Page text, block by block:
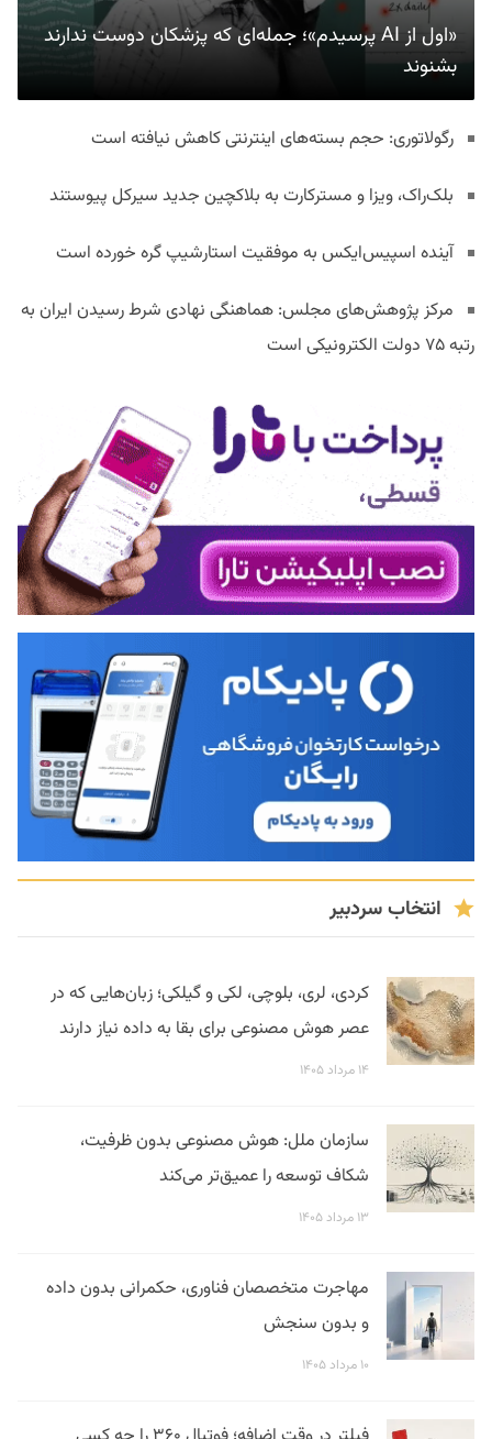
«اول از AI پرسیدم»؛ جمله‌ای که پزشکان دوست ندارند
بشنوند
رگولاتوری: حجم بسته‌های اینترنتی کاهش نیافته است
بلک‌راک، ویزا و مسترکارت به بلاکچین جدید سیرکل پیوستند
آینده اسپیس‌ایکس به موفقیت استارشیپ گره خورده است
مرکز پژوهش‌های مجلس: هماهنگی نهادی شرط رسیدن ایران به
رتبه ۷۵ دولت الکترونیکی است
انتخاب سردبیر
کردی، لری، بلوچی، لکی و گیلکی؛ زبان‌هایی که در
عصر هوش مصنوعی برای بقا به داده نیاز دارند
۱۴ مرداد ۱۴۰۵
سازمان ملل: هوش مصنوعی بدون ظرفیت،
شکاف توسعه را عمیق‌تر می‌کند
۱۳ مرداد ۱۴۰۵
مهاجرت متخصصان فناوری، حکمرانی بدون داده
و بدون سنجش
۱۰ مرداد ۱۴۰۵